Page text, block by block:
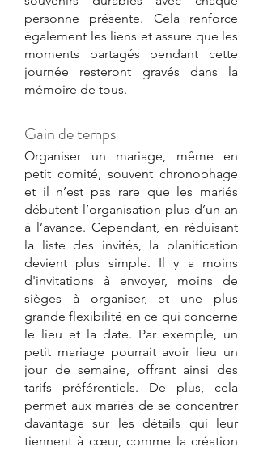
personne présente. Cela renforce
également les liens et assure que les
moments partagés pendant cette
journée resteront gravés dans la
mémoire de tous.
Gain de temps
Organiser un mariage, même en
petit comité, souvent chronophage
et il n’est pas rare que les mariés
débutent l’organisation plus d’un an
à l’avance. Cependant, en réduisant
la liste des invités, la planification
devient plus simple. Il y a moins
d'invitations à envoyer, moins de
sièges à organiser, et une plus
grande flexibilité en ce qui concerne
le lieu et la date. Par exemple, un
petit mariage pourrait avoir lieu un
jour de semaine, offrant ainsi des
tarifs préférentiels. De plus, cela
permet aux mariés de se concentrer
davantage sur les détails qui leur
tiennent à cœur, comme la création